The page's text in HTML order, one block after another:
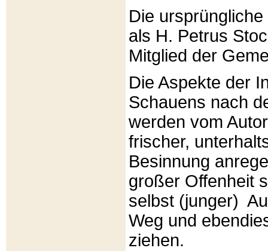
Die
als H. Petrus
Mitglied der
Die Aspekte der
Schauens nach
werden vom
frischer,
Besinnung
großer Offenheit
selbst (junger)
Weg und
ziehen.